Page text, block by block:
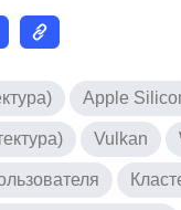
Apple
Vulkan